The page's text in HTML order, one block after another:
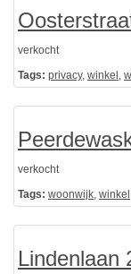
verkocht
Tags: privacy, winkel ,
verkocht
Tags: woonwijk, winkel
Lindenlaan